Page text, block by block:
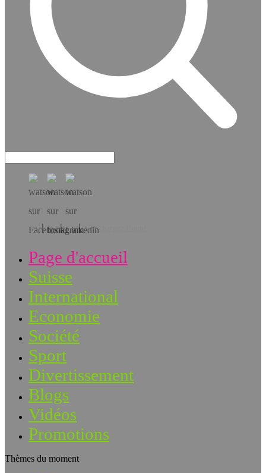
Téléchargez l’app!
Page d'accueil
Suisse
International
Economie
Société
Sport
Divertissement
Blogs
Vidéos
Promotions
Thèmes du moment